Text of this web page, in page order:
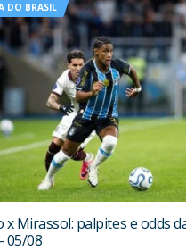
DO BRASIL
x Mirassol: palpites e odds
05/08